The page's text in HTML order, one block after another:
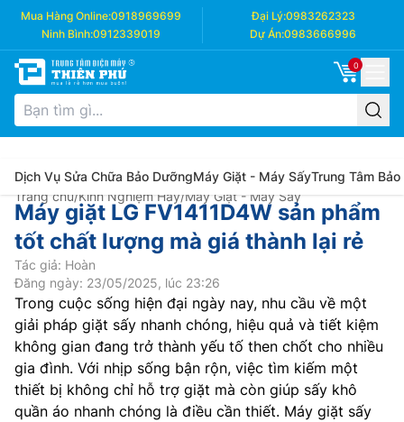
Mua Hàng Online:0918969699 Đại Lý:0983262323
Ninh Bình:0912339019 Dự Án:0983666996
0
Dịch Vụ Sửa Chữa Bảo DưỡngMáy Giặt - Máy SấyTrung Tâm Bảo
Trang chủ/Kinh Nghiệm Hay/Máy Giặt - Máy Sấy
Máy giặt LG FV1411D4W sản phẩm
tốt chất lượng mà giá thành lại rẻ
Tác giả: Hoàn
Đăng ngày: 23/05/2025, lúc 23:26
Trong cuộc sống hiện đại ngày nay, nhu cầu về một
giải pháp giặt sấy nhanh chóng, hiệu quả và tiết kiệm
không gian đang trở thành yếu tố then chốt cho nhiều
gia đình. Với nhịp sống bận rộn, việc tìm kiếm một
thiết bị không chỉ hỗ trợ giặt mà còn giúp sấy khô
quần áo nhanh chóng là điều cần thiết. Máy giặt sấy